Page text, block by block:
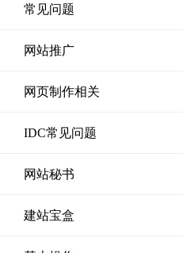
常见问题
网站推广
网页制作相关
IDC常见问题
网站秘书
建站宝盒